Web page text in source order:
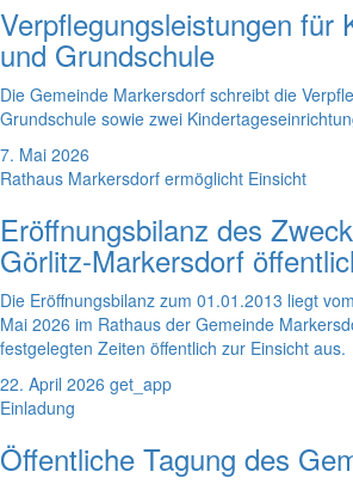
Verpflegungsleistungen für
und Grundschule
Die Gemeinde Markersdorf schreibt die
Grundschule sowie zwei
7. Mai 2026
Rathaus Markersdorf ermöglicht Einsicht
Eröffnungsbilanz des
Görlitz-Markersdorf
Die Eröffnungsbilanz zum 01.01.2013 liegt
Mai 2026 im Rathaus der Gemeinde
festgelegten Zeiten öffentlich zur Einsicht aus.
22. April 2026 get_app
Einladung
Öffentliche Tagung des